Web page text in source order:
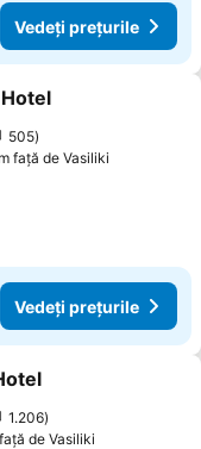
Vedeți prețurile
favorite
505
faţă de Vasiliki
Vedeți prețurile
favorite
1.206
de Vasiliki